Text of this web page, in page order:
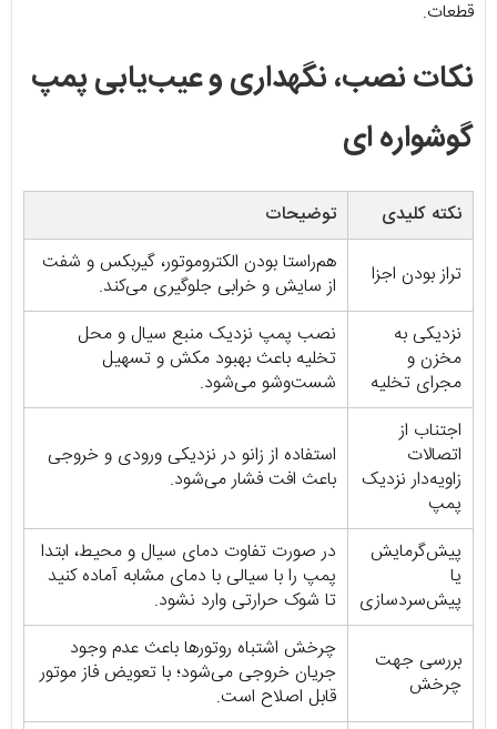
قطعات.
نکات نصب، نگهداری و عیب‌یابی پمپ
گوشواره ای
نکته کلیدی
توضیحات
تراز بودن اجزا
هم‌راستا بودن الکتروموتور، گیربکس و شفت
از سایش و خرابی جلوگیری می‌کند.
نزدیکی به
مخزن و
مجرای تخلیه
نصب پمپ نزدیک منبع سیال و محل
تخلیه باعث بهبود مکش و تسهیل
شست‌وشو می‌شود.
اجتناب از
اتصالات
زاویه‌دار نزدیک
پمپ
استفاده از زانو در نزدیکی ورودی و خروجی
باعث افت فشار می‌شود.
پیش‌گرمایش
یا
پیش‌سردسازی
در صورت تفاوت دمای سیال و محیط، ابتدا
پمپ را با سیالی با دمای مشابه آماده کنید
تا شوک حرارتی وارد نشود.
بررسی جهت
چرخش
چرخش اشتباه روتورها باعث عدم وجود
جریان خروجی می‌شود؛ با تعویض فاز موتور
قابل اصلاح است.